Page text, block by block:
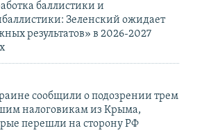
баллистики и
Зеленский ожидает
результатов» в 2026-2027
сообщили о подозрении трем
налоговикам из Крыма,
перешли на сторону РФ